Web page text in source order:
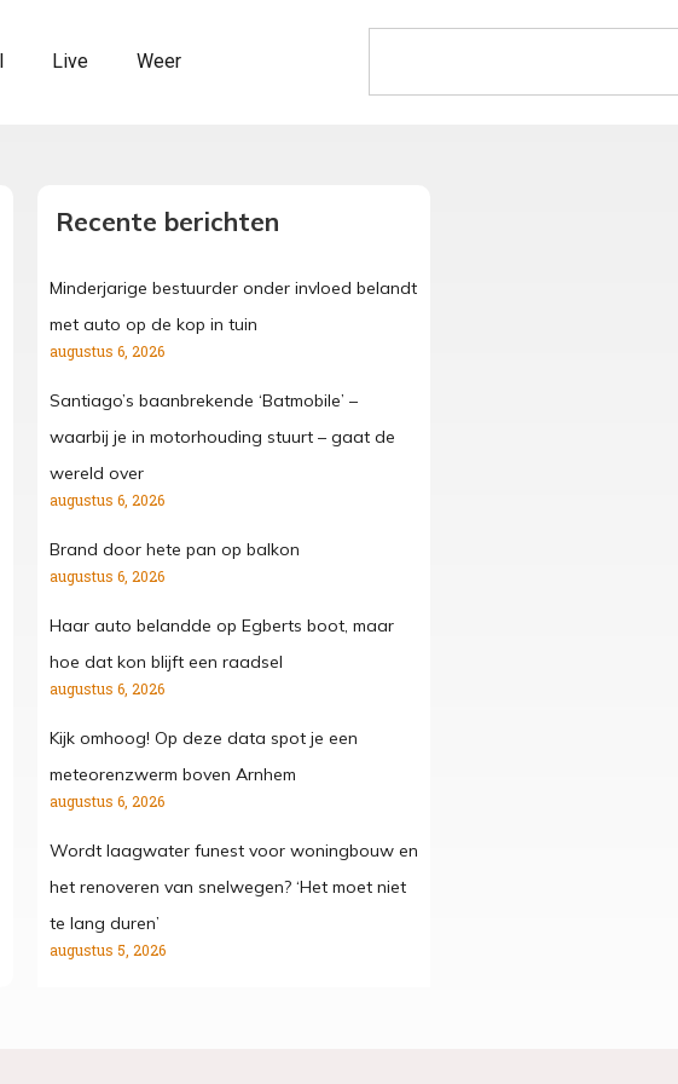
Live Weer
Recente berichten
Minderjarige bestuurder onder invloed belandt
met auto op de kop in tuin
augustus 6, 2026
Santiago’s baanbrekende ‘Batmobile’ –
waarbij je in motorhouding stuurt – gaat de
wereld over
augustus 6, 2026
Brand door hete pan op balkon
augustus 6, 2026
Haar auto belandde op Egberts boot, maar
hoe dat kon blijft een raadsel
augustus 6, 2026
Kijk omhoog! Op deze data spot je een
meteorenzwerm boven Arnhem
augustus 6, 2026
Wordt laagwater funest voor woningbouw en
het renoveren van snelwegen? ‘Het moet niet
te lang duren’
augustus 5, 2026